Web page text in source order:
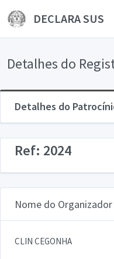
DECLARA SUS
Detalhes do
Detalhes do
Ref: 2024
Nome do
CLIN CEGONHA